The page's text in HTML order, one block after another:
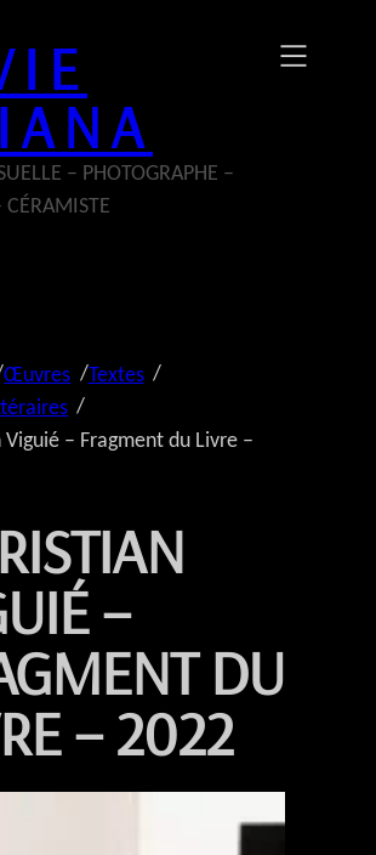
– PHOTOGRAPHE –
CÉRAMISTE
Œuvres /Textes /
/
– Fragment du Livre –
–
DU
– 2022